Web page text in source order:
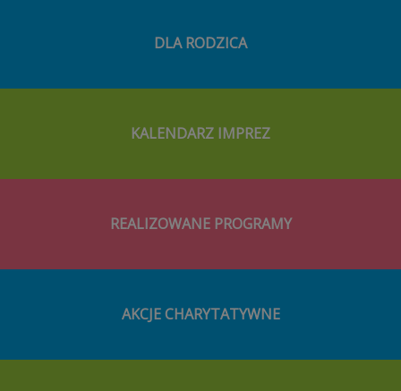
DLA RODZICA
KALENDARZ IMPREZ
REALIZOWANE PROGRAMY
AKCJE CHARYTATYWNE